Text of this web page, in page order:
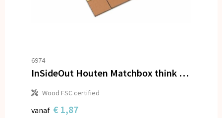
6974
InSideOut Houten Matchbox think IQ puzzel
Wood FSC certified
vanaf € 1,87